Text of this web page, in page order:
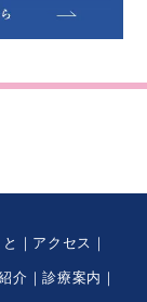
アクセス
介 診療案内